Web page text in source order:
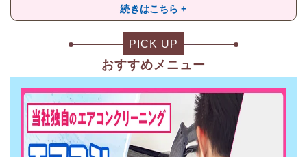
続きはこちら +
PICK UP
おすすめメニュー